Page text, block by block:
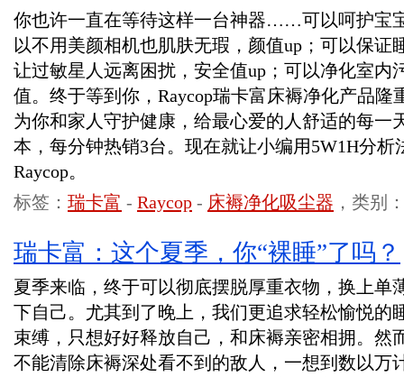
你也许一直在等待这样一台神器……可以呵护宝
以不用美颜相机也肌肤无瑕，颜值up；可以保证
让过敏星人远离困扰，安全值up；可以净化室内
值。终于等到你，Raycop瑞卡富床褥净化产品隆
为你和家人守护健康，给最心爱的人舒适的每一
本，每分钟热销3台。现在就让小编用5W1H分析
Raycop。
标签： 瑞卡富 - Raycop - 床褥净化吸尘器 ，类别
瑞卡富：这个夏季，你“裸睡”了吗？
夏季来临，终于可以彻底摆脱厚重衣物，换上单
下自己。尤其到了晚上，我们更追求轻松愉悦的
束缚，只想好好释放自己，和床褥亲密相拥。然
不能清除床褥深处看不到的敌人，一想到数以万